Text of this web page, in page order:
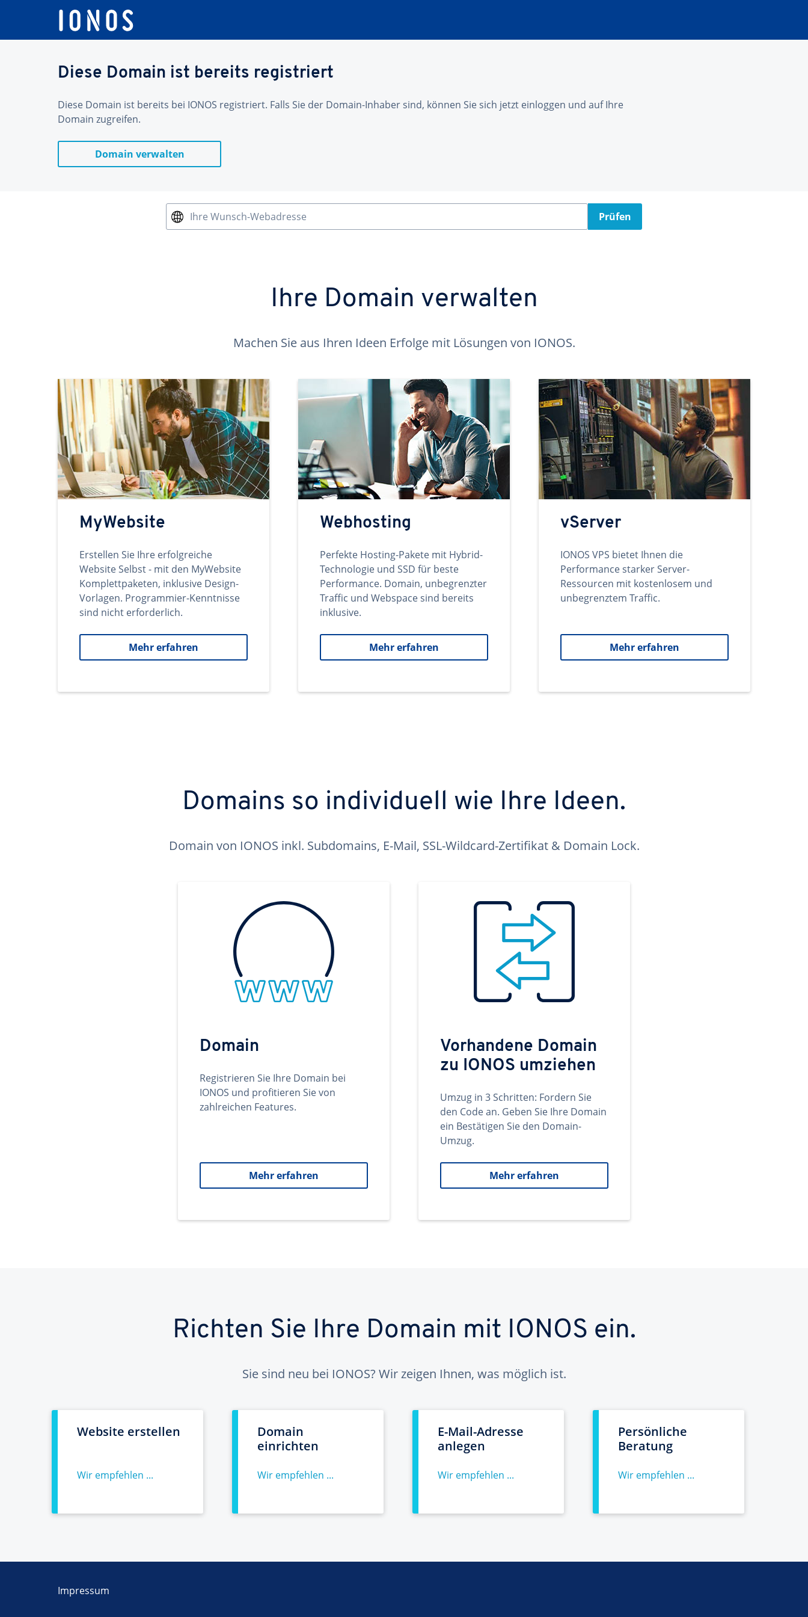
Diese Domain ist bereits registriert
Diese Domain ist bereits bei IONOS registriert. Falls Sie der Domain-Inhaber sind, können Sie sich jetzt einloggen und auf Ihre
Domain zugreifen.
Domain verwalten
Ihre Wunsch-Webadresse Prüfen
Ihre Domain verwalten
Machen Sie aus Ihren Ideen Erfolge mit Lösungen von IONOS.
MyWebsite
Erstellen Sie Ihre erfolgreiche
Website Selbst - mit den MyWebsite
Komplettpaketen, inklusive Design-
Vorlagen. Programmier-Kenntnisse
sind nicht erforderlich.
Mehr erfahren
Webhosting
Perfekte Hosting-Pakete mit Hybrid-
Technologie und SSD für beste
Performance. Domain, unbegrenzter
Traffic und Webspace sind bereits
inklusive.
Mehr erfahren
vServer
IONOS VPS bietet Ihnen die
Performance starker Server-
Ressourcen mit kostenlosem und
unbegrenztem Traffic.
Mehr erfahren
Domains so individuell wie Ihre Ideen.
Domain von IONOS inkl. Subdomains, E-Mail, SSL-Wildcard-Zertifikat & Domain Lock.
Domain
Registrieren Sie Ihre Domain bei
IONOS und profitieren Sie von
zahlreichen Features.
Mehr erfahren
Vorhandene Domain
zu IONOS umziehen
Umzug in 3 Schritten: Fordern Sie
den Code an. Geben Sie Ihre Domain
ein Bestätigen Sie den Domain-
Umzug.
Mehr erfahren
Richten Sie Ihre Domain mit IONOS ein.
Sie sind neu bei IONOS? Wir zeigen Ihnen, was möglich ist.
Website erstellen
Wir empfehlen ...
Domain
einrichten
Wir empfehlen ...
E-Mail-Adresse
anlegen
Wir empfehlen ...
Persönliche
Beratung
Wir empfehlen ...
Impressum